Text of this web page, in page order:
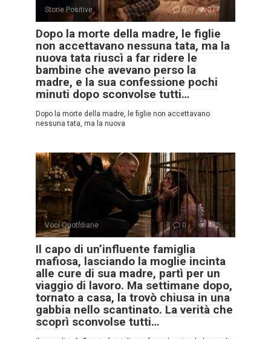
Storie Positive 0 377
Dopo la morte della madre, le figlie
non accettavano nessuna tata, ma la
nuova tata riuscì a far ridere le
bambine che avevano perso la
madre, e la sua confessione pochi
minuti dopo sconvolse tutti…
Dopo la morte della madre, le figlie non accettavano
nessuna tata, ma la nuova
Voci Quotidiane 0 472
Il capo di un’influente famiglia
mafiosa, lasciando la moglie incinta
alle cure di sua madre, partì per un
viaggio di lavoro. Ma settimane dopo,
tornato a casa, la trovò chiusa in una
gabbia nello scantinato. La verità che
scoprì sconvolse tutti…